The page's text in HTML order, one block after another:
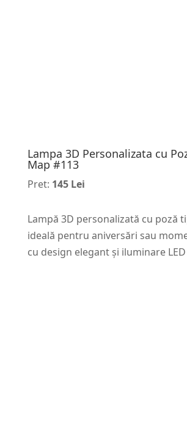
Lampa 3D Personalizata cu
Map #113
Pret: 145 Lei
Lampă 3D personalizată cu poză
ideală pentru aniversări sau
cu design elegant și iluminare